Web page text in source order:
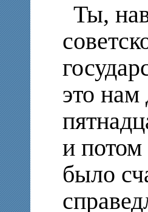
Ты,
это нам
и потом
было